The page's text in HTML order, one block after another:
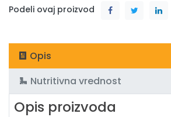
Podeli ovaj proizvod
Opis
Nutritivna vrednost
Opis proizvoda